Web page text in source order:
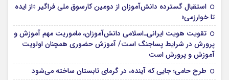
استقبال گسترده دانش‌آموزان از دومین کارسوق ملی فراگیر «از ایده
تا خوارزمی»
تقویت هویت ایرانی‌ـ‌اسلامی دانش‌آموزان، ماموریت مهم آموزش و
پرورش در شرایط پساجنگ است/ آموزش حضوری همچنان اولویت
آموزش و پرورش است
طرح حامی؛ جایی که آینده، در گرمای تابستان ساخته می‌شود